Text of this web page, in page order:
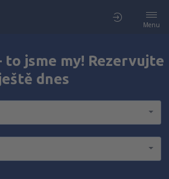
Menu
to jsme my! Rezervujte
dnes